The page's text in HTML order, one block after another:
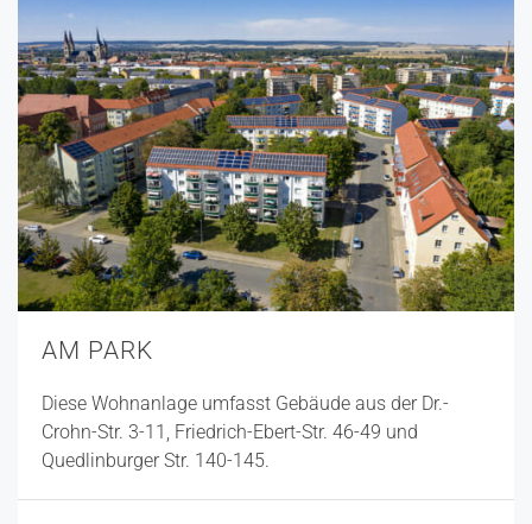
AM PARK
Diese Wohnanlage umfasst Gebäude aus der Dr.-
Crohn-Str. 3-11, Friedrich-Ebert-Str. 46-49 und
Quedlinburger Str. 140-145.